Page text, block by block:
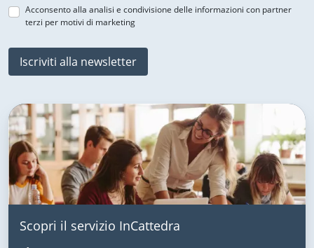
Acconsento alla analisi e condivisione delle informazioni con partner
terzi per motivi di marketing
Iscriviti alla newsletter
Scopri il servizio InCattedra